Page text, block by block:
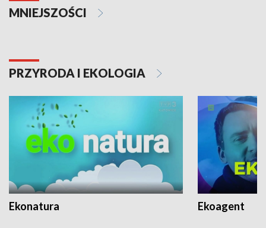
MNIEJSZOŚCI
PRZYRODA I EKOLOGIA
Ekonatura Ekoagent